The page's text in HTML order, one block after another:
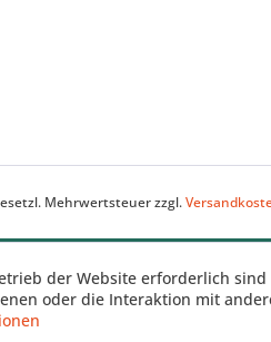
Mehrwertsteuer zzgl.
der Website erforderlich
oder die Interaktion mit